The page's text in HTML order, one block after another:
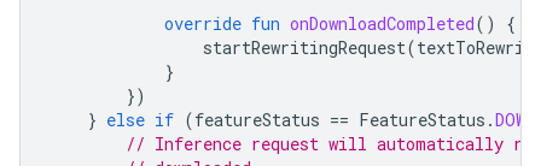
override fun onDownloadCompleted()
{
startRewritingRequest(
}
})
} else if (featureStatus == FeatureStatus .
// Inference request will automatically